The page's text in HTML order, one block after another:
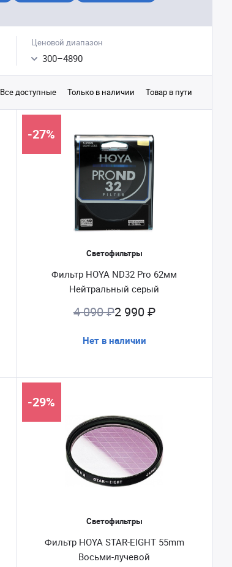
Ценовой диапазон
300–4890
Все доступные Только в наличии Товар в пути
Светофильтры
Фильтр HOYA ND32 Pro 62мм
Нейтральный серый
-27%
4 090 ₽2 990 ₽
Нет в наличии
Светофильтры
Фильтр HOYA STAR-EIGHT 55mm
Восьми-лучевой
-29%